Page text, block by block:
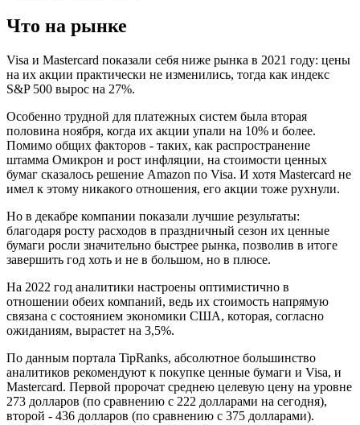
Что на рынке
Visa и Mastercard показали себя ниже рынка в 2021 году: цены
на их акции практически не изменились, тогда как индекс
S&P 500 вырос на 27%.
Особенно трудной для платежных систем была вторая
половина ноября, когда их акции упали на 10% и более.
Помимо общих факторов - таких, как распространение
штамма Омикрон и рост инфляции, на стоимости ценных
бумаг сказалось решение Amazon по Visa. И хотя Mastercard не
имел к этому никакого отношения, его акции тоже рухнули.
Но в декабре компании показали лучшие результаты:
благодаря росту расходов в праздничный сезон их ценные
бумаги росли значительно быстрее рынка, позволив в итоге
завершить год хоть и не в большом, но в плюсе.
На 2022 год аналитики настроены оптимистично в
отношении обеих компаний, ведь их стоимость напрямую
связана с состоянием экономики США, которая, согласно
ожиданиям, вырастет на 3,5%.
По данным портала TipRanks, абсолютное большинство
аналитиков рекомендуют к покупке ценные бумаги и Visa, и
Mastercard. Первой пророчат среднею целевую цену на уровне
273 долларов (по сравнению с 222 долларами на сегодня),
второй - 436 долларов (по сравнению с 375 долларами).